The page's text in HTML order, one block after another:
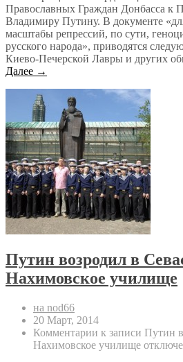
Православных Граждан Донбасса к
Владимиру Путину. В документе
масштабы репрессий, по сути,
русского народа», приводятся
Киево-Печерской Лавры и других
Далее →
Путин возродил в
Нахимовское училище
на nod66
20 Март, 2014
Комментарии к записи Путин
Нахимовское училище